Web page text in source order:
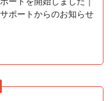
ポートからのお知らせ